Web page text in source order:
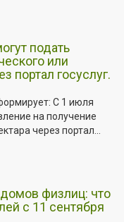
подать
или
портал госуслуг.
С 1 июля
на получение
через портал...
физлиц: что
с 11 сентября